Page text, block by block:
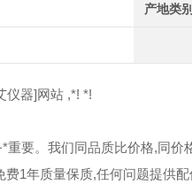
产地类
仪器]网站 ,*! *!
要。我们同品质比价格,同价
1年质量保质,任何问题提供